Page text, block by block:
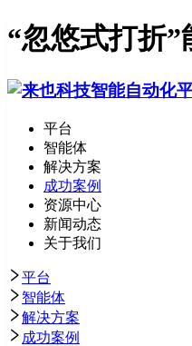
“忽悠式打折
平台
智能体
解决方案
成功案例
资源中心
新闻动态
关于我们
平台
智能体
解决方案
成功案例